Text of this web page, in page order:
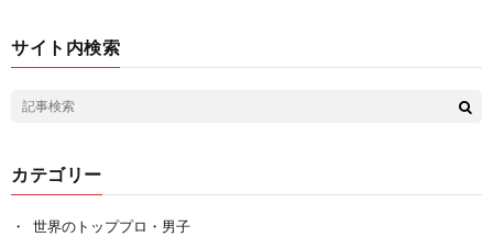
サイト内検索
カテゴリー
世界のトッププロ・男子